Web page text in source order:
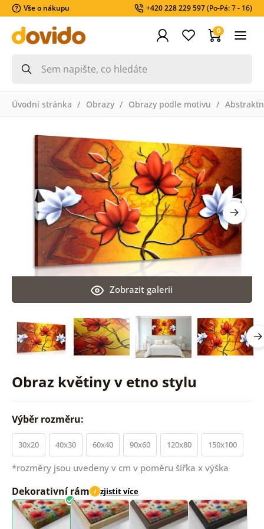
Vše o nákupu +420 228 229 597(Po-Pá: 7 - 16)
0
Úvodní stránka Obrazy Obrazy podle motivu
Obraz květiny v etno stylu
Zobrazit galerii
Výběr rozměru:
30x20 40x30 60x40 90x60 120x80 150x100
*rozměry jsou uvedeny v cm v poměru šířka x výška
Dekorativní rám i zjistit více